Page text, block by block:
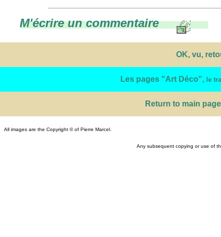
M'écrire un commentaire
OK, vu,
Les pages "Art Déco", le
Return to main
All images are the Copyright © of Pierre Marcel.
Any subsequent copying or use of